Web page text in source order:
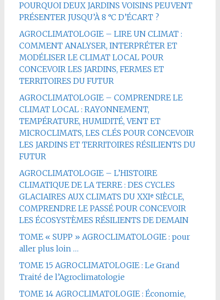
POURQUOI DEUX JARDINS VOISINS PEUVENT
PRÉSENTER JUSQU’À 8 °C D’ÉCART ?
AGROCLIMATOLOGIE – LIRE UN CLIMAT :
COMMENT ANALYSER, INTERPRÉTER ET
MODÉLISER LE CLIMAT LOCAL POUR
CONCEVOIR LES JARDINS, FERMES ET
TERRITOIRES DU FUTUR
AGROCLIMATOLOGIE – COMPRENDRE LE
CLIMAT LOCAL : RAYONNEMENT,
TEMPÉRATURE, HUMIDITÉ, VENT ET
MICROCLIMATS, LES CLÉS POUR CONCEVOIR
LES JARDINS ET TERRITOIRES RÉSILIENTS DU
FUTUR
AGROCLIMATOLOGIE – L’HISTOIRE
CLIMATIQUE DE LA TERRE : DES CYCLES
GLACIAIRES AUX CLIMATS DU XXIᵉ SIÈCLE,
COMPRENDRE LE PASSÉ POUR CONCEVOIR
LES ÉCOSYSTÈMES RÉSILIENTS DE DEMAIN
TOME « SUPP » AGROCLIMATOLOGIE : pour
aller plus loin …
TOME 15 AGROCLIMATOLOGIE : Le Grand
Traité de l’Agroclimatologie
TOME 14 AGROCLIMATOLOGIE : Économie,